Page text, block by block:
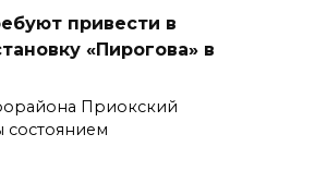
привести в
«Пирогова» в
Приокский
состоянием